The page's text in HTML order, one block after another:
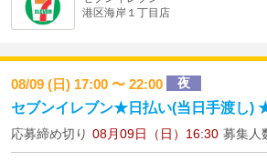
港区海岸１丁目店
08/09 (日) 17:00 〜 22:00 夜
セブンイレブン★日払い(当日手渡し)
応募締め切り 08月09日（日）16:30 募集人